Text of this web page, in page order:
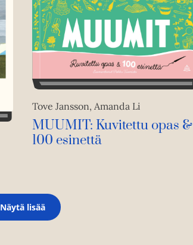
Tove Jansson, Amanda Li
MUUMIT: Kuvitettu opas &
100 esinettä
Näytä lisää